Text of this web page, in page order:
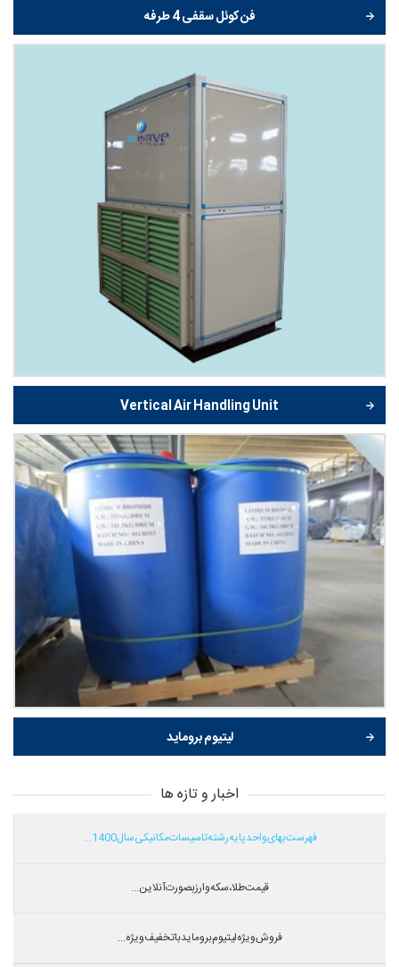
فن کوئل سقفی 4 طرفه
Vertical Air Handling Unit
لیتیوم بروماید
اخبار و تازه ها
فهرست بهای واحد پایه رشته تاسیسات مکانیکی سال 1400...
قیمت طلا،سکه و ارز بصورت آنلاین...
فروش ویژه لیتیوم بروماید با تخفیف ویژه...